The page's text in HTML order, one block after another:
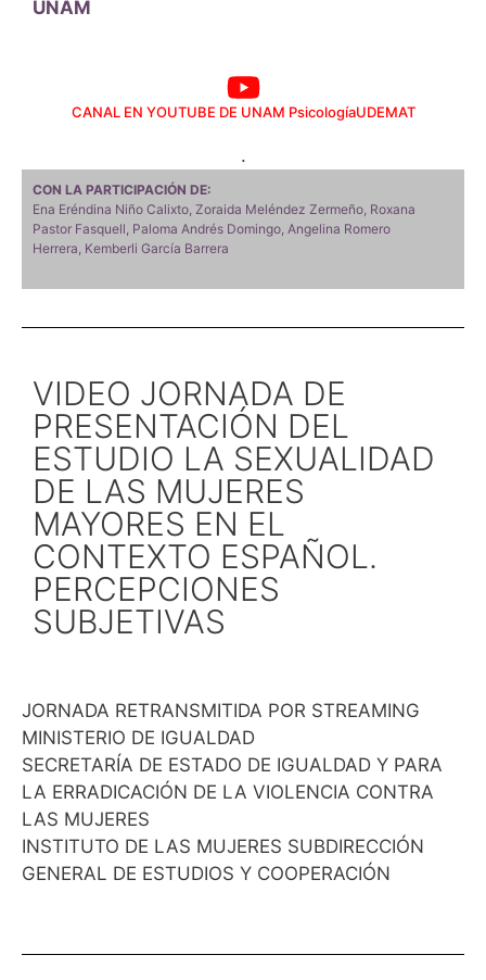
UNAM
CANAL EN YOUTUBE DE UNAM PsicologíaUDEMAT
.
CON LA PARTICIPACIÓN DE:
Ena Eréndina Niño Calixto, Zoraida Meléndez Zermeño, Roxana
Pastor Fasquell, Paloma Andrés Domingo, Angelina Romero
Herrera, Kemberli García Barrera
VIDEO JORNADA DE
PRESENTACIÓN DEL
ESTUDIO LA SEXUALIDAD
DE LAS MUJERES
MAYORES EN EL
CONTEXTO ESPAÑOL.
PERCEPCIONES
SUBJETIVAS
JORNADA RETRANSMITIDA POR STREAMING
MINISTERIO DE IGUALDAD
SECRETARÍA DE ESTADO DE IGUALDAD Y PARA
LA ERRADICACIÓN DE LA VIOLENCIA CONTRA
LAS MUJERES
INSTITUTO DE LAS MUJERES SUBDIRECCIÓN
GENERAL DE ESTUDIOS Y COOPERACIÓN